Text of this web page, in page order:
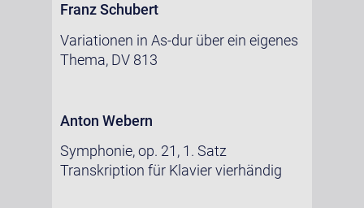
Franz Schubert
Variationen in As-dur über ein eigenes
Thema, DV 813
Anton Webern
Symphonie, op. 21, 1. Satz
Transkription für Klavier vierhändig